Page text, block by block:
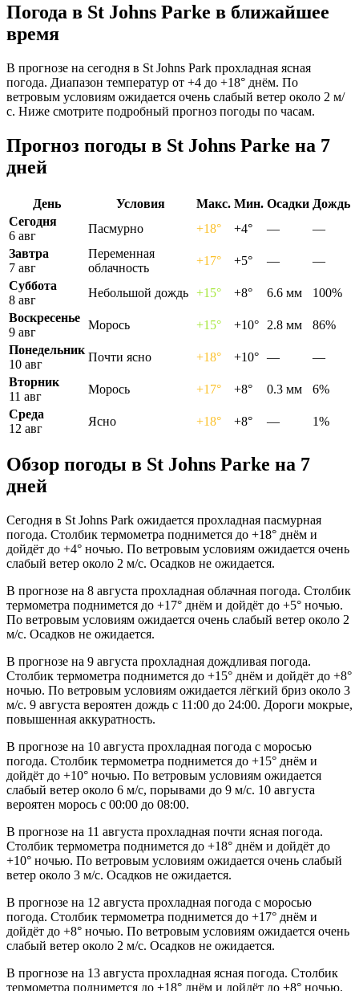
Погода в St Johns Parkе в ближайшее
время
В прогнозе на сегодня в St Johns Park прохладная ясная
погода. Диапазон температур от +4 до +18° днём. По
ветровым условиям ожидается очень слабый ветер около 2 м/
с. Ниже смотрите подробный прогноз погоды по часам.
Прогноз погоды в St Johns Parkе на 7
дней
День Условия Макс. Мин. Осадки Дождь
Сегодня
6 авг
Пасмурно +18° +4° —
—
Завтра
7 авг
Переменная
облачность
+17° +5° —
—
Суббота
8 авг
Небольшой дождь +15° +8° 6.6 мм
100%
Воскресенье
9 авг
Морось +15° +10° 2.8 мм
86%
Понедельник
10 авг
Почти ясно +18° +10° —
—
Вторник
11 авг
Морось +17° +8° 0.3 мм
6%
Среда
12 авг
Ясно +18° +8° — 1%
Обзор погоды в St Johns Parkе на 7
дней
Сегодня в St Johns Park ожидается прохладная пасмурная
погода. Столбик термометра поднимется до +18° днём и
дойдёт до +4° ночью. По ветровым условиям ожидается очень
слабый ветер около 2 м/с. Осадков не ожидается.
В прогнозе на 8 августа прохладная облачная погода. Столбик
термометра поднимется до +17° днём и дойдёт до +5° ночью.
По ветровым условиям ожидается очень слабый ветер около 2
м/с. Осадков не ожидается.
В прогнозе на 9 августа прохладная дождливая погода.
Столбик термометра поднимется до +15° днём и дойдёт до +8°
ночью. По ветровым условиям ожидается лёгкий бриз около 3
м/с. 9 августа вероятен дождь с 11:00 до 24:00. Дороги мокрые,
повышенная аккуратность.
В прогнозе на 10 августа прохладная погода с моросью
погода. Столбик термометра поднимется до +15° днём и
дойдёт до +10° ночью. По ветровым условиям ожидается
слабый ветер около 6 м/с, порывами до 9 м/с. 10 августа
вероятен морось с 00:00 до 08:00.
В прогнозе на 11 августа прохладная почти ясная погода.
Столбик термометра поднимется до +18° днём и дойдёт до
+10° ночью. По ветровым условиям ожидается очень слабый
ветер около 3 м/с. Осадков не ожидается.
В прогнозе на 12 августа прохладная погода с моросью
погода. Столбик термометра поднимется до +17° днём и
дойдёт до +8° ночью. По ветровым условиям ожидается очень
слабый ветер около 2 м/с. Осадков не ожидается.
В прогнозе на 13 августа прохладная ясная погода. Столбик
термометра поднимется до +18° днём и дойдёт до +8° ночью.